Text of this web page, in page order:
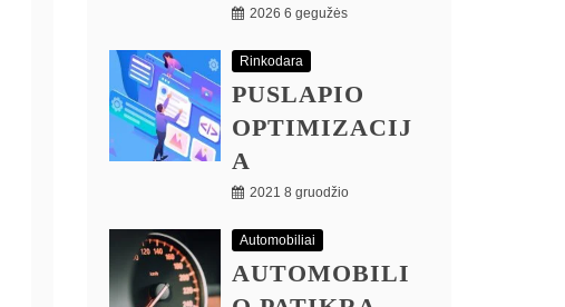
2026 6 gegužės
Rinkodara
PUSLAPIO
OPTIMIZACIJ
A
2021 8 gruodžio
Automobiliai
AUTOMOBILI